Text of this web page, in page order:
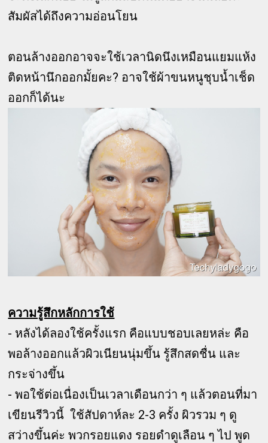
สัมผัสได้ถึงความอ่อนโยน
ตอนล้างออกอาจจะใช้เวลานิดนึงเหมือนแยมแห้ง
ติดหน้านึกออกมั้ยคะ? อาจใช้ผ้าขนหนูชุบน้ำเช็ด
ออกก็ได้นะ
ความรู้สึกหลักการใช้
- หลังได้ลองใช้ครั้งแรก คือแบบชอบเลยหล่ะ คือ
พอล้างออกแล้วผิวเนียนนุ่มขึ้น รู้สึกสดชื่น และ
กระจ่างขึ้น
- พอใช้ต่อเนื่องเป็นเวลาเดือนกว่า ๆ แล้วตอนที่มา
เขียนรีวิวนี้ ใช้สัปดาห์ละ 2-3 ครั้ง ผิวรวม ๆ ดู
สว่างขึ้นค่ะ พวกรอยแดง รอยดำดูเลือน ๆ ไป พูด